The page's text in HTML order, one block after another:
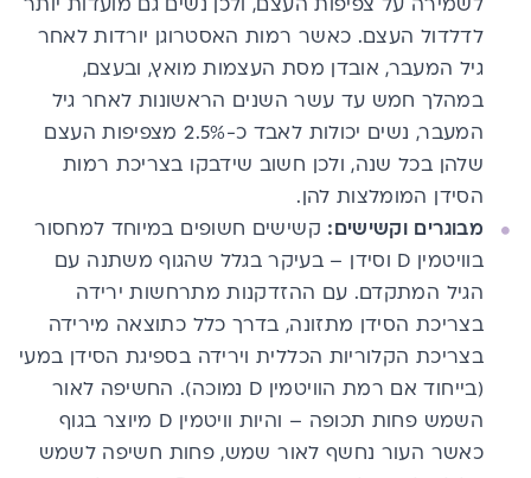
לדלדול העצם. כאשר רמות האסטרוגן יורדות לאחר
גיל המעבר, אובדן מסת העצמות מואץ, ובעצם,
במהלך חמש עד עשר השנים הראשונות לאחר גיל
המעבר, נשים יכולות לאבד כ-2.5% מצפיפות העצם
שלהן בכל שנה, ולכן חשוב שידבקו בצריכת רמות
הסידן המומלצות להן.
מבוגרים וקשישים: קשישים חשופים במיוחד למחסור
בוויטמין D וסידן – בעיקר בגלל שהגוף משתנה עם
הגיל המתקדם. עם ההזדקנות מתרחשות ירידה
בצריכת הסידן מתזונה, בדרך כלל כתוצאה מירידה
בצריכת הקלוריות הכללית וירידה בספיגת הסידן במעי
(בייחוד אם רמת הוויטמין D נמוכה). החשיפה לאור
השמש פחות תכופה – והיות וויטמין D מיוצר בגוף
כאשר העור נחשף לאור שמש, פחות חשיפה לשמש